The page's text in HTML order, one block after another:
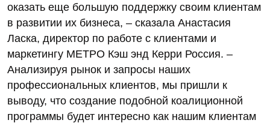
оказать еще большую поддержку своим клиентам
в развитии их бизнеса, – сказала Анастасия
Ласка, директор по работе с клиентами и
маркетингу МЕТРО Кэш энд Керри Россия. –
Анализируя рынок и запросы наших
профессиональных клиентов, мы пришли к
выводу, что создание подобной коалиционной
программы будет интересно как нашим клиентам